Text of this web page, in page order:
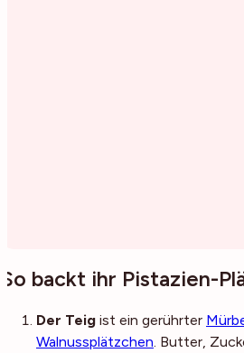
So backt ihr Pistazien-
Der Teig ist ein gerührter
Walnussplätzchen . Butter,